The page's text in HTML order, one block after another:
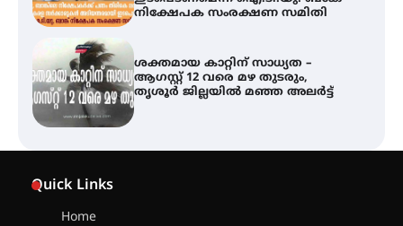
അരങ്ങ് 2026-ന്
സാംസ്കാരികപ്പൊലിമയോടെ
സമാപനം
Quick Links
Home